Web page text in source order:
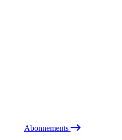
Abonnements